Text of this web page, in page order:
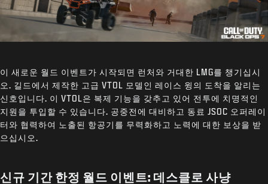
이 새로운 월드 이벤트가 시작되면 런처와 거대한 LMG를 챙기십시
오. 길드에서 제작한 고급 VTOL 모델인 레이스 윙의 도착을 알리는
신호입니다. 이 VTOL은 복제 기능을 갖추고 있어 전투에 치명적인
지원을 투입할 수 있습니다. 공중전에 대비하고 동료 JSOC 오퍼레이
터와 협력하여 노출된 항공기를 무력화하고 노력에 대한 보상을 받
으십시오.
신규 기간 한정 월드 이벤트: 데스클로 사냥